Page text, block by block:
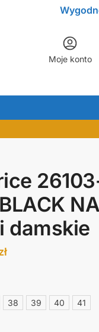
Moje konto
damskie
38 39 40 41